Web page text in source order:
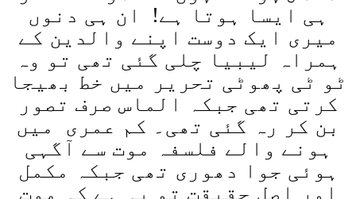
ہی ایسا ہوتا ہے! ان ہی دنوں
میری ایک دوست اپنے والدین کے
ہمراہ لیبیا چلی گئی تھی تو وہ
ٹو ٹی پھوٹی تحریر میں خط بھیجا
کرتی تھی جبکہ الماس صرف تصور
بن کر رہ گئی تھی۔ کم عمری میں
ہونے والے فلسفہ موت سے آگہی
ہوئی جوا دھوری تھی جبکہ مکمل
اور اصل حقیقت تو یہ ہے کہ موت